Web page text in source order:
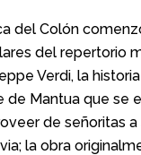
Hoy
del Colón
del repertorio
Verdi, la
de Mantua que se
de señoritas
la obra